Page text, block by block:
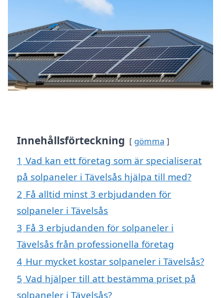
Innehållsförteckning gömma
1 Vad kan ett företag som är specialiserat
på solpaneler i Tävelsås hjälpa till med?
2 Få alltid minst 3 erbjudanden för
solpaneler i Tävelsås
3 Få 3 erbjudanden för solpaneler i
Tävelsås från professionella företag
4 Hur mycket kostar solpaneler i Tävelsås?
5 Vad hjälper till att bestämma priset på
solpaneler i Tävelsås?